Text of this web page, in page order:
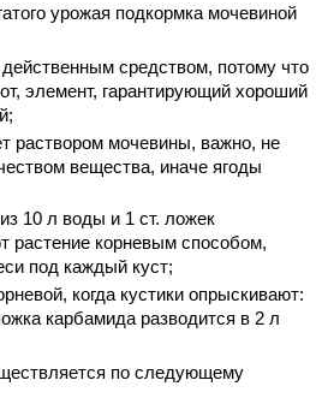
урожая подкормка мочевиной
средством, потому что
элемент, гарантирующий хороший
раствором мочевины, важно, не
вещества, иначе ягоды
10 л воды и 1 ст. ложек
растение корневым способом,
под каждый куст;
когда кустики опрыскивают:
карбамида разводится в 2 л
по следующему